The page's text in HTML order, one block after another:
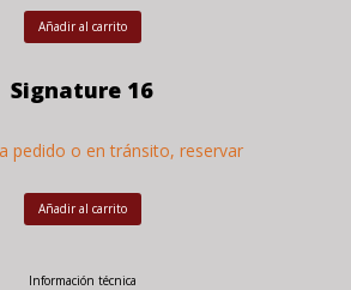
Añadir al carrito
Signature 16
pedido o en tránsito, reservar
Añadir al carrito
Información técnica